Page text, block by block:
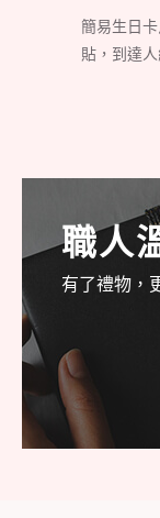
簡易生日
貼，到達
職人
有了禮物，